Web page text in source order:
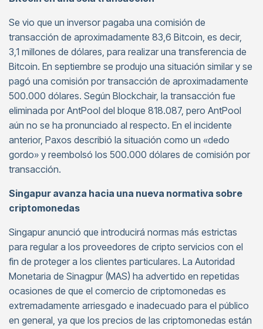
Se vio que un inversor pagaba una comisión de
transacción de aproximadamente 83,6 Bitcoin, es decir,
3,1 millones de dólares, para realizar una transferencia de
Bitcoin. En septiembre se produjo una situación similar y se
pagó una comisión por transacción de aproximadamente
500.000 dólares. Según Blockchair, la transacción fue
eliminada por AntPool del bloque 818.087, pero AntPool
aún no se ha pronunciado al respecto. En el incidente
anterior, Paxos describió la situación como un «dedo
gordo» y reembolsó los 500.000 dólares de comisión por
transacción.
Singapur avanza hacia una nueva normativa sobre
criptomonedas
Singapur anunció que introducirá normas más estrictas
para regular a los proveedores de cripto servicios con el
fin de proteger a los clientes particulares. La Autoridad
Monetaria de Sinagpur (MAS) ha advertido en repetidas
ocasiones de que el comercio de criptomonedas es
extremadamente arriesgado e inadecuado para el público
en general, ya que los precios de las criptomonedas están